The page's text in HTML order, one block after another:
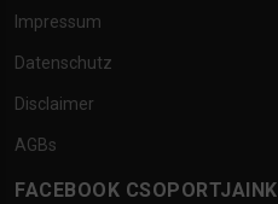
Impressum
Datenschutz
Disclaimer
AGBs
FACEBOOK CSOPORTJAINK